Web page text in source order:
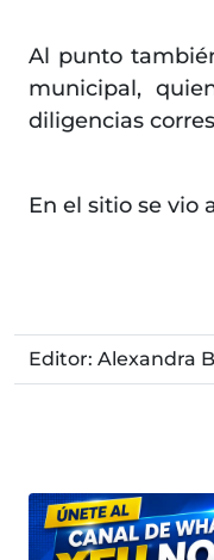
Al punto
municipal,
diligencias
En el sitio se vio
Editor: Alexandra